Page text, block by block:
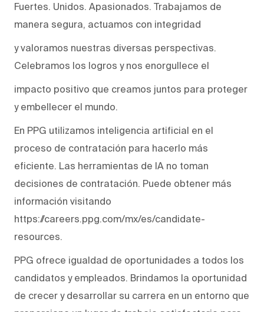
Fuertes. Unidos. Apasionados. Trabajamos de
manera segura, actuamos con integridad
y valoramos nuestras diversas perspectivas.
Celebramos los logros y nos enorgullece el
impacto positivo que creamos juntos para proteger
y embellecer el mundo.
En PPG utilizamos inteligencia artificial en el
proceso de contratación para hacerlo más
eficiente. Las herramientas de IA no toman
decisiones de contratación. Puede obtener más
información visitando
https://careers.ppg.com/mx/es/candidate-
resources.
PPG ofrece igualdad de oportunidades a todos los
candidatos y empleados. Brindamos la oportunidad
de crecer y desarrollar su carrera en un entorno que